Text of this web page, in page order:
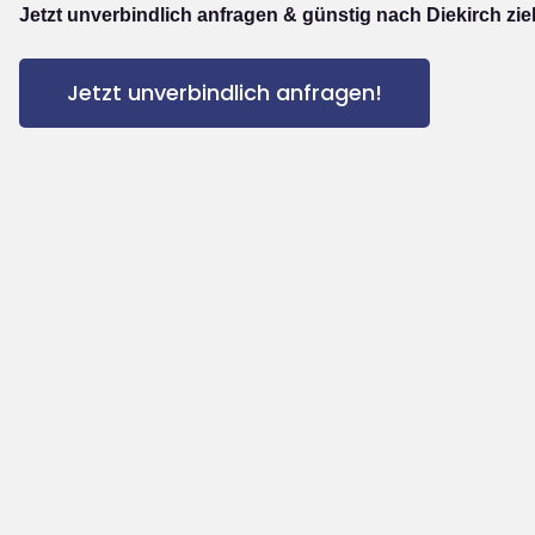
Jetzt unverbindlich anfragen & günstig nach Diekirch
Jetzt unverbindlich anfragen!